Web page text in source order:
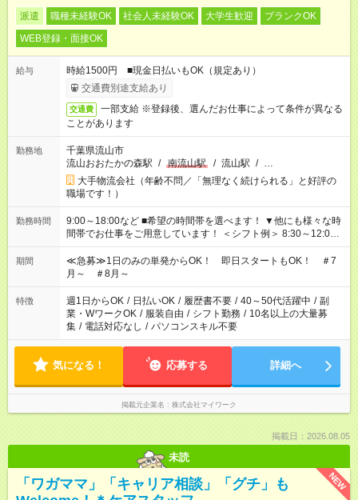
派遣 職種未経験OK 社会人未経験OK 大学生歓迎
ブランクOK
WEB登録・面接OK
給与
時給1500円 ■現金日払いもOK（規定あり）
交通費別途支給あり
交通費
一部支給 ※登録後、選んだお仕事によって条件が異なる
ことがあります
勤務地
千葉県流山市
流山おおたかの森駅 / 南流山駅 / 流山駅 / …
大手物流会社（年齢不問／「無理なく続けられる」と好評の
職場です！）
勤務時間
9:00～18:00など ■希望の時間帯を選べます！ ▼他にも様々な時
間帯でお仕事をご用意しています！ ＜シフト例＞ 8:30～12:00
17:00～22:00 13:00～22:00 22:00～翌6:00 など
期間
≪急募≫1日のみの単発からOK！ 即日スタートもOK！ ＃7
月～ ＃8月～
特徴 週1日からOK / 日払いOK / 履歴書不要 / 40～50代活躍中 / 副
業・WワークOK / 服装自由 / シフト勤務 / 10名以上の大量募
集 / 電話対応なし / パソコンスキル不要
気になる！ 応募する 詳細へ
掲載元企業名 株式会社マイワーク
掲載日：2026.08.05
未読
NEW
「ワガママ」「キャリア相談」「グチ」も